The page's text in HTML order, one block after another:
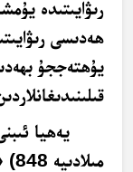
رىۋايىتىدە
ھەدىسى
يۇھتەججۇ